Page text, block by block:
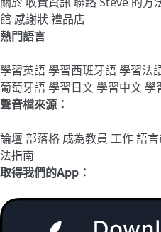
館 感謝狀禮品店
熱門語言
學習英語學習西班牙語學習法
葡萄牙語學習日文學習中文學
聲音檔來源：
論壇部落格 成為教員 工作語
法指南
取得我們的App：